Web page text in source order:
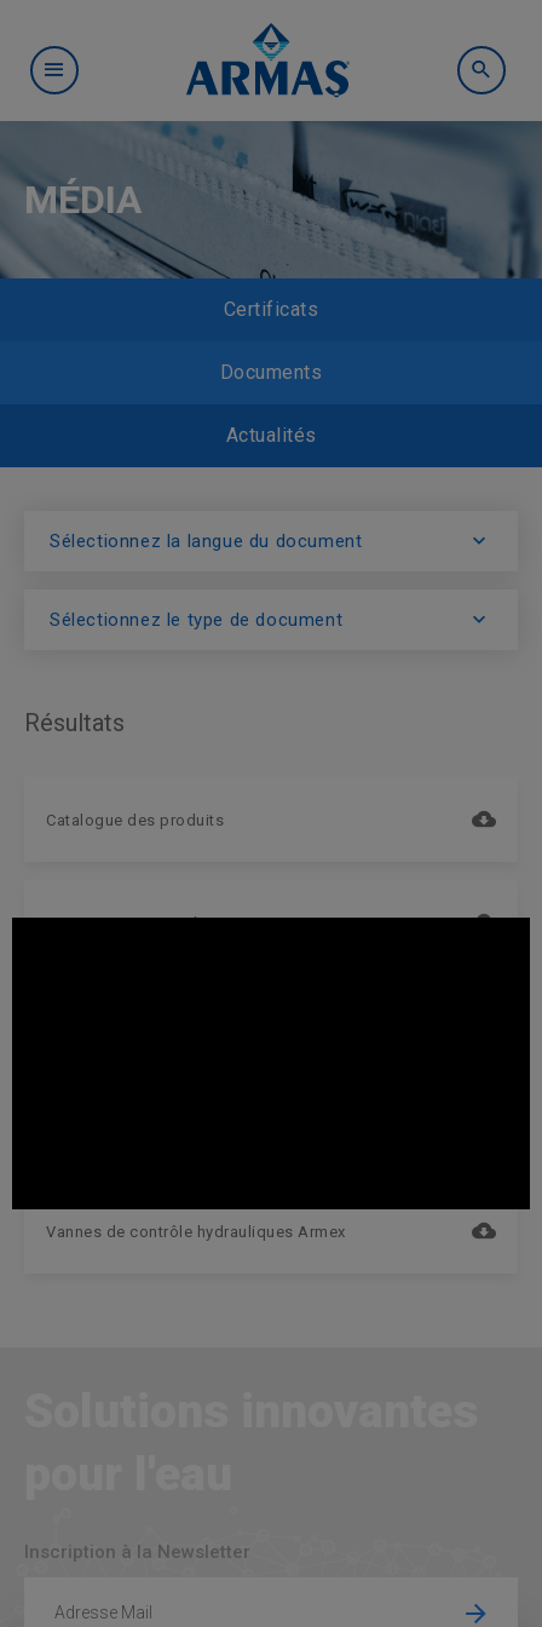
MÉDIA
Certificats
Documents
Actualités
Sélectionnez la langue du document
Sélectionnez le type de document
Résultats
Catalogue des produits
Fire Protection Catalogue
Vannes de contrôle hydrauliques Armex
Inscription à la Newsletter